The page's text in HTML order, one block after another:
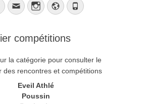
Facebook
EmailInstagram
Site
web
Tél
compétitions
la catégorie pour consulter le
des rencontres et compétitions
Eveil Athlé
Poussin